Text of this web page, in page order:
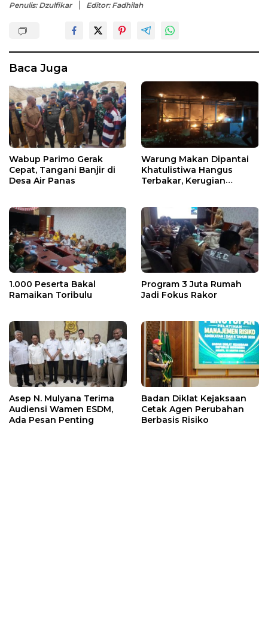
Penulis: Dzulfikar Editor: Fadhilah
Baca Juga
Wabup Parimo Gerak
Cepat, Tangani Banjir di
Desa Air Panas
Warung Makan Dipantai
Khatulistiwa Hangus
Terbakar, Kerugian
1.000 Peserta Bakal
Ramaikan Toribulu
Program 3 Juta Rumah
Jadi Fokus Rakor
Asep N. Mulyana Terima
Audiensi Wamen ESDM,
Ada Pesan Penting
Badan Diklat Kejaksaan
Cetak Agen Perubahan
Berbasis Risiko